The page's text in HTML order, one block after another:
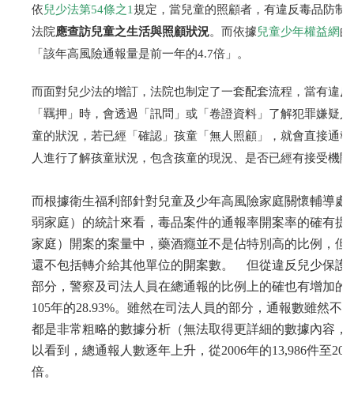
依兒少法第54條之1 規定，當兒童的照顧者，有違反毒品防
法院應查訪兒童之生活與照顧狀況。而依據兒童少年權益網
「該年高風險通報量是前一年的4.7倍」。
而面對兒少法的增訂，法院也制定了一套配套流程，當有違
「羈押」時，會透過「訊問」或「卷證資料」了解犯罪嫌疑
童的狀況，若已經「確認」孩童「無人照顧」，就會直接通
人進行了解孩童狀況，包含孩童的現況、是否已經有接受機
而根據衛生福利部針對兒童及少年高風險家庭關懷輔導
弱家庭）的統計來看，毒品案件的通報率開案率的確有
家庭）開案的案量中，藥酒癮並不是佔特別高的比例，
還不包括轉介給其他單位的開案數。 但從違反兒少保護
部分，警察及司法人員在總通報的比例上的確也有增加的
105年的28.93%。雖然在司法人員的部分，通報數雖然
都是非常粗略的數據分析（無法取得更詳細的數據內容
以看到，總通報人數逐年上升，從2006年的13,986件至
倍。